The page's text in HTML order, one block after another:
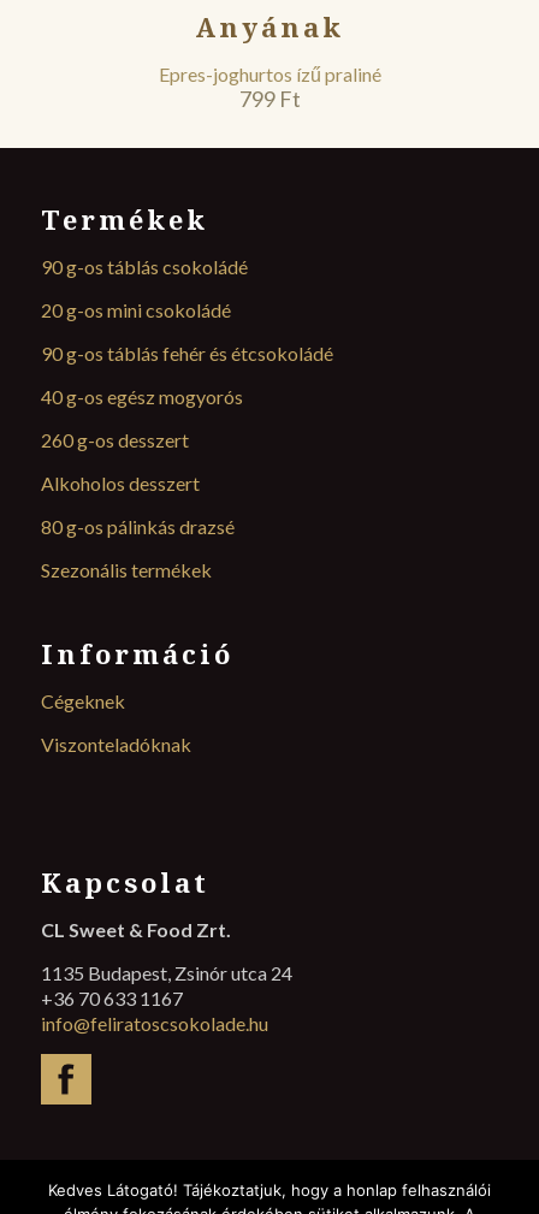
Anyának
Epres-joghurtos ízű praliné
799 Ft
Termékek
90 g-os táblás csokoládé
20 g-os mini csokoládé
90 g-os táblás fehér és étcsokoládé
40 g-os egész mogyorós
260 g-os desszert
Alkoholos desszert
80 g-os pálinkás drazsé
Szezonális termékek
Információ
Cégeknek
Viszonteladóknak
Kapcsolat
CL Sweet & Food Zrt.
1135 Budapest, Zsinór utca 24
+36 70 633 1167
info@feliratoscsokolade.hu
Kedves Látogató! Tájékoztatjuk, hogy a honlap felhasználói